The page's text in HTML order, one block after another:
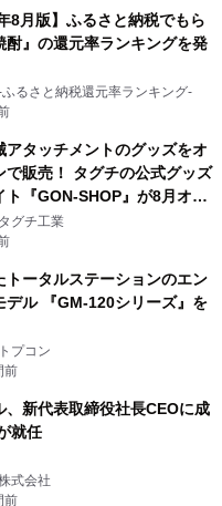
8月版】ふるさと納税でもら
酎』の還元率ランキングを発
ふるさと納税還元率ランキング-
アタッチメントのグッズをオ
で販売！ タグチの公式グッズ
ト『GON-SHOP』が8月オー
グチ工業
トータルステーションのエン
デル 『GM-120シリーズ』を
プコン
前
、新代表取締役社長CEOに成
就任
式会社
前